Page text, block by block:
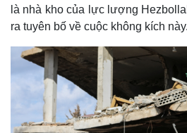
là nhà kho của lực lượng
ra tuyên bố về cuộc không kích này.